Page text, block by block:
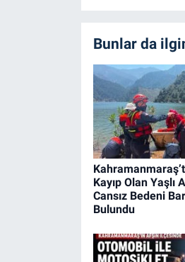
Bunlar da
Kayıp Olan Yaşlı
Cansız Bedeni
Bulundu